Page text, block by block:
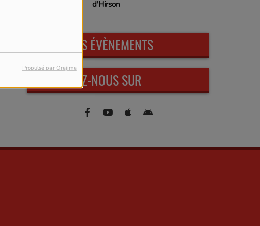
Propulsé par Orejime
d'Hirson
PROCHAINS ÉVÈNEMENTS
RETROUVEZ-NOUS SUR